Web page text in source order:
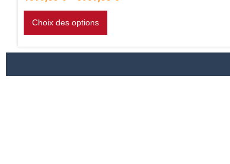
Choix des options